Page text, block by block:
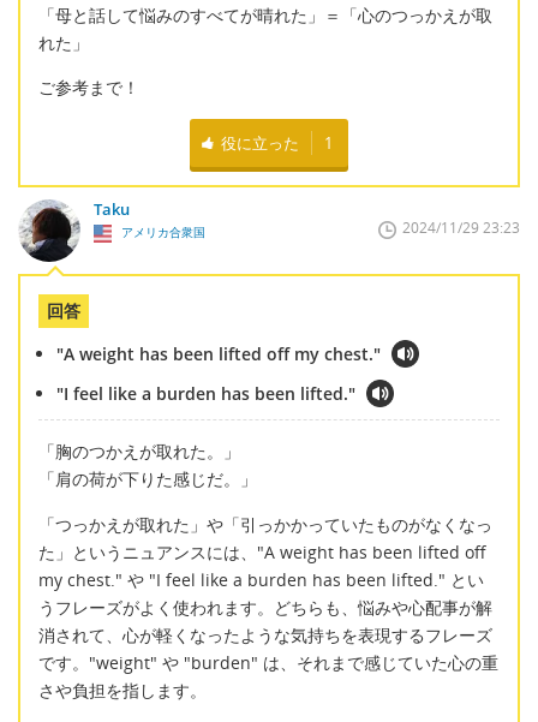
「母と話して悩みのすべてが晴れた」＝「心のつっかえが取
れた」
ご参考まで！
役に立った 1
Taku
アメリカ合衆国 2024/11/29 23:23
回答
"A weight has been lifted off my chest."
"I feel like a burden has been lifted."
「胸のつかえが取れた。」
「肩の荷が下りた感じだ。」
「つっかえが取れた」や「引っかかっていたものがなくなっ
た」というニュアンスには、"A weight has been lifted off
my chest." や "I feel like a burden has been lifted." とい
うフレーズがよく使われます。どちらも、悩みや心配事が解
消されて、心が軽くなったような気持ちを表現するフレーズ
です。"weight" や "burden" は、それまで感じていた心の重
さや負担を指します。